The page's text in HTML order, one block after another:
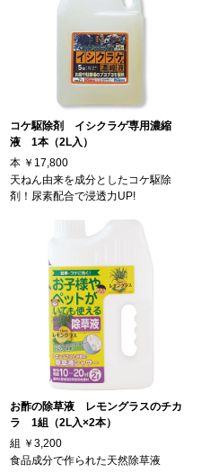
コケ駆除剤 イシクラゲ専用濃縮
液 1本（2L入）
本 ￥17,800
天ねん由来を成分としたコケ駆除
剤！尿素配合で浸透力UP!
お酢の除草液 レモングラスのチカ
ラ 1組（2L入×2本）
組 ￥3,200
食品成分で作られた天然除草液